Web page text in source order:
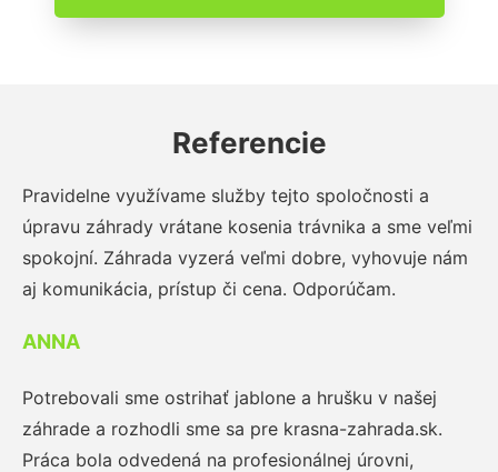
Referencie
Pravidelne využívame služby tejto spoločnosti a
úpravu záhrady vrátane kosenia trávnika a sme veľmi
spokojní. Záhrada vyzerá veľmi dobre, vyhovuje nám
aj komunikácia, prístup či cena. Odporúčam.
ANNA
Potrebovali sme ostrihať jablone a hrušku v našej
záhrade a rozhodli sme sa pre krasna-zahrada.sk.
Práca bola odvedená na profesionálnej úrovni,